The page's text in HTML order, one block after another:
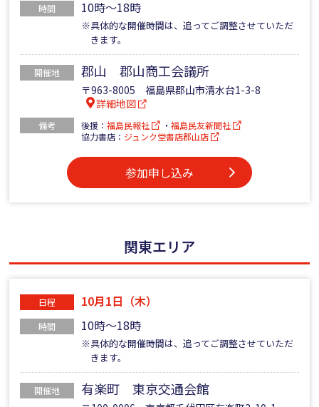
時間 10時～18時
※具体的な開催時間は、追ってご調整させていただ
きます。
開催地 郡山 郡山商工会議所
〒963-8005 福島県郡山市清水台1-3-8
詳細地図
備考 後援：福島民報社 ・福島民友新聞社
協力書店： ジュンク堂書店郡山店
参加申し込み
関東エリア
日程 10月1日（木）
時間 10時～18時
※具体的な開催時間は、追ってご調整させていただ
きます。
開催地 有楽町 東京交通会館